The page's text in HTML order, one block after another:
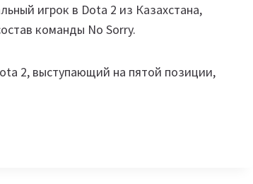
игрок в Dota 2 из Казахстана,
команды No Sorry.
2, выступающий на пятой позиции,